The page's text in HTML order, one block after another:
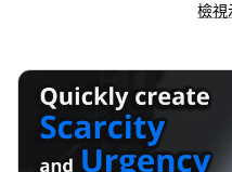
檢視